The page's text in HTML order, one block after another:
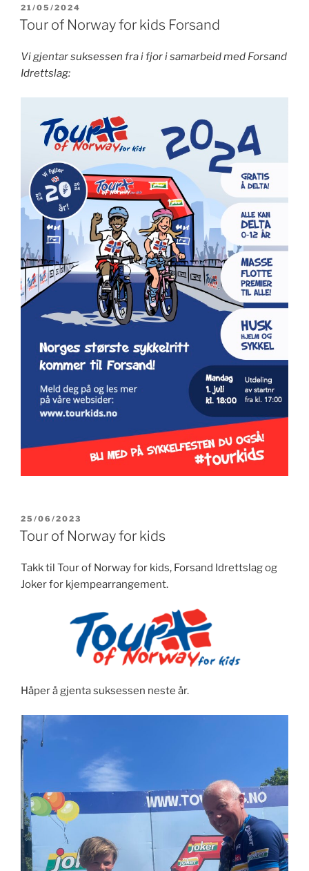
PUBLISERT
21/05/2024
Tour of Norway for kids Forsand
Vi gjentar suksessen fra i fjor i samarbeid med Forsand
Idrettslag:
PUBLISERT
25/06/2023
Tour of Norway for kids
Takk til Tour of Norway for kids, Forsand Idrettslag og
Joker for kjempearrangement.
Håper å gjenta suksessen neste år.